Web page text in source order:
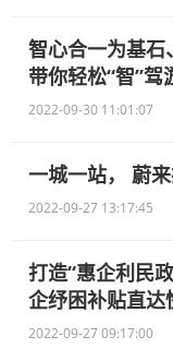
智心合一为基石
带你轻松“智”驾
2022-09-30 11:01:07
一城一站， 蔚
2022-09-27 13:17:45
打造“惠企利民
企纾困补贴直达
2022-09-27 09:17:00